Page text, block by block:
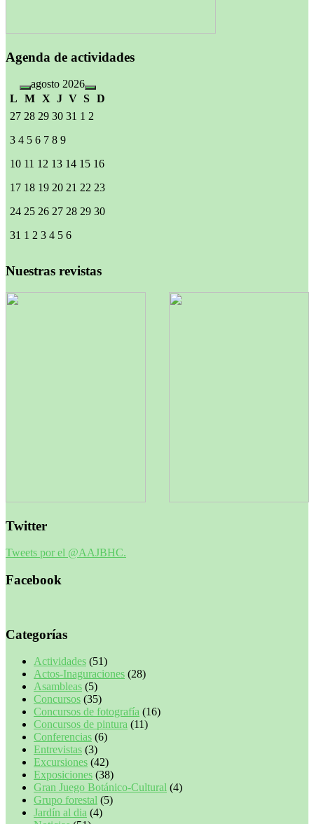
Agenda de actividades
agosto 2026
L
M X J V S D
27 28 29 30 31 1 2
3 4 5 6 7 8 9
10 11 12 13 14 15 16
17 18 19 20 21 22 23
24 25 26 27 28 29 30
31 1 2 3 4 5 6
Nuestras revistas
Twitter
Tweets por el @AAJBHC.
Facebook
Categorías
Actividades (51)
Actos-Inaguraciones (28)
Asambleas (5)
Concursos (35)
Concursos de fotografía (16)
Concursos de pintura (11)
Conferencias (6)
Entrevistas (3)
Excursiones (42)
Exposiciones (38)
Gran Juego Botánico-Cultural (4)
Grupo forestal (5)
Jardín al dia (4)